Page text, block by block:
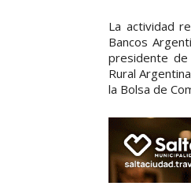
La actividad
Bancos
presidente de
Rural
la Bolsa de